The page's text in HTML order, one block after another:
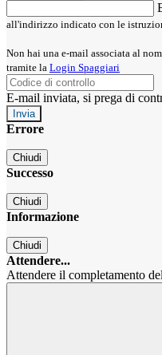
all'indirizzo indicato con le
Non hai una e-mail associata al
tramite la Login Spaggiari
E-mail inviata, si prega di
Errore
Chiudi
Successo
Chiudi
Informazione
Chiudi
Attendere...
Attendere il completamento